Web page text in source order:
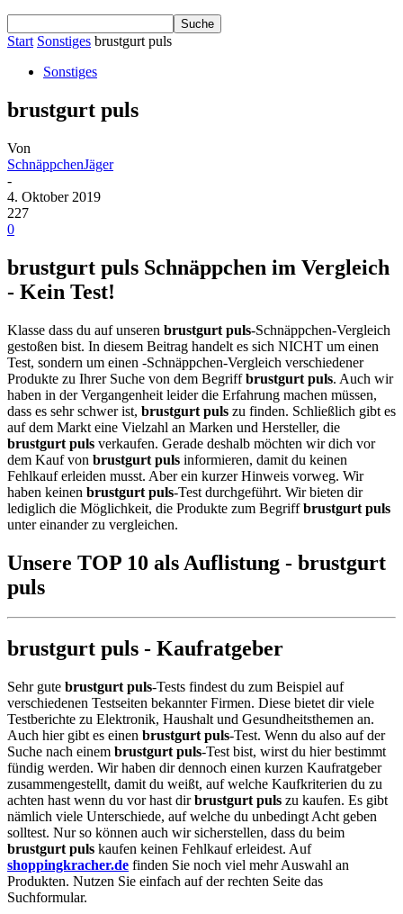
Start Sonstiges brustgurt puls
Sonstiges
brustgurt puls
Von
SchnäppchenJäger
-
4. Oktober 2019
227
0
brustgurt puls Schnäppchen im Vergleich
- Kein Test!
Klasse dass du auf unseren brustgurt puls-Schnäppchen-Vergleich
gestoßen bist. In diesem Beitrag handelt es sich NICHT um einen
Test, sondern um einen -Schnäppchen-Vergleich verschiedener
Produkte zu Ihrer Suche von dem Begriffbrustgurt puls. Auch wir
haben in der Vergangenheit leider die Erfahrung machen müssen,
dass es sehr schwer ist, brustgurt puls zu finden. Schließlich gibt es
auf dem Markt eine Vielzahl an Marken und Hersteller, die
brustgurt puls verkaufen. Gerade deshalb möchten wir dich vor
dem Kauf von brustgurt puls informieren, damit du keinen
Fehlkauf erleiden musst. Aber ein kurzer Hinweis vorweg. Wir
haben keinen brustgurt puls-Test durchgeführt. Wir bieten dir
lediglich die Möglichkeit, die Produkte zum Begriffbrustgurt puls
unter einander zu vergleichen.
Unsere TOP 10 als Auflistung - brustgurt
puls
brustgurt puls - Kaufratgeber
Sehr gute brustgurt puls-Tests findest du zum Beispiel auf
verschiedenen Testseiten bekannter Firmen. Diese bietet dir viele
Testberichte zu Elektronik, Haushalt und Gesundheitsthemen an.
Auch hier gibt es einen brustgurt puls-Test. Wenn du also auf der
Suche nach einem brustgurt puls-Test bist, wirst du hier bestimmt
fündig werden. Wir haben dir dennoch einen kurzen Kaufratgeber
zusammengestellt, damit du weißt, auf welche Kaufkriterien du zu
achten hast wenn du vor hast dirbrustgurt puls zu kaufen. Es gibt
nämlich viele Unterschiede, auf welche du unbedingt Acht geben
solltest. Nur so können auch wir sicherstellen, dass du beim
brustgurt puls kaufen keinen Fehlkauf erleidest. Auf
shoppingkracher.de finden Sie noch viel mehr Auswahl an
Produkten. Nutzen Sie einfach auf der rechten Seite das
Suchformular.